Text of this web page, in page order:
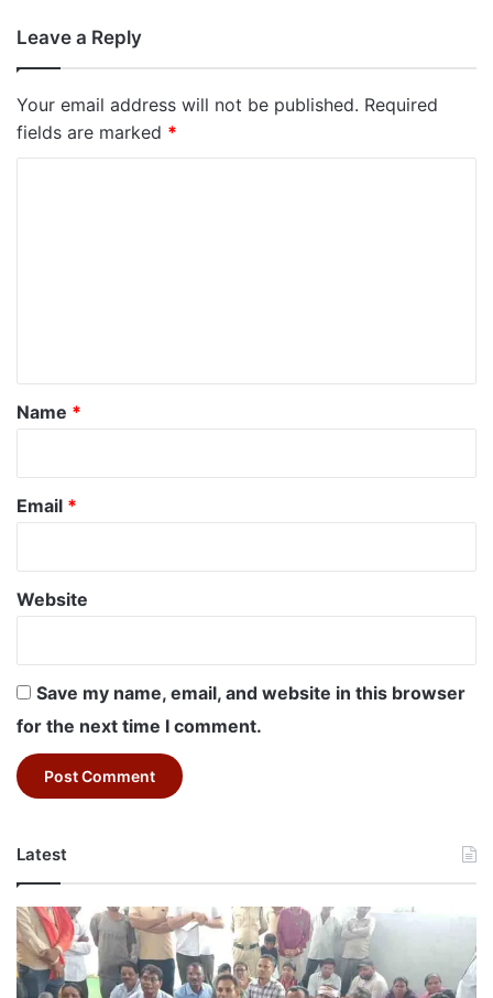
Leave a Reply
Your email address will not be published. Required
fields are marked *
*
Name *
Email *
Website
Save my name, email, and website in this browser
for the next time I comment.
Latest
Betul
News
Today:
मुख्यमंत्री